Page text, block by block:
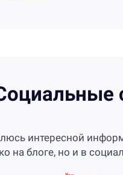
интересной
на блоге, но и в